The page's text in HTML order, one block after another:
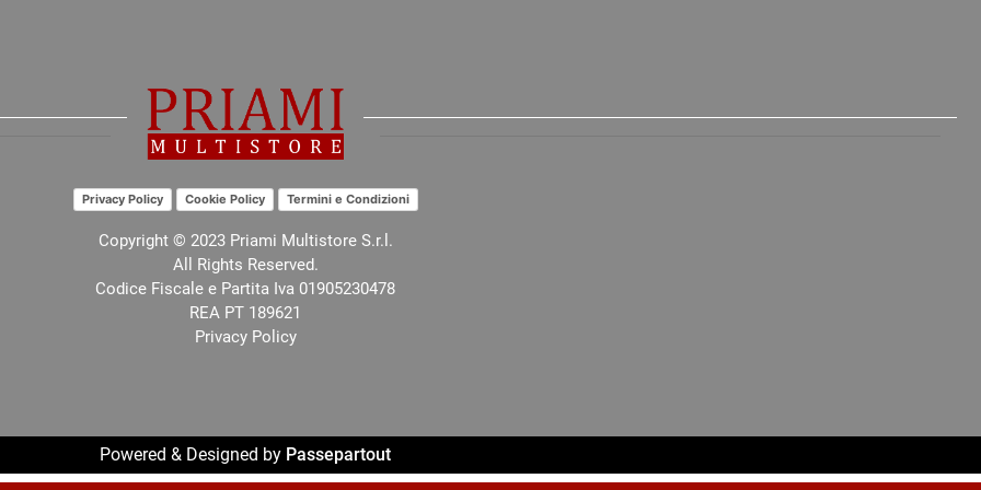
Privacy Policy Cookie Policy Termini e Condizioni
Copyright © 2023 Priami Multistore S.r.l.
All Rights Reserved.
Codice Fiscale e Partita Iva 01905230478
REA PT 189621
Privacy Policy
Powered & Designed by Passepartout